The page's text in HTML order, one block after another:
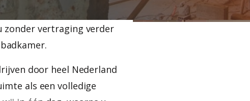
sloopt uw
zonder vertraging verder
door heel Nederland
als een volledige